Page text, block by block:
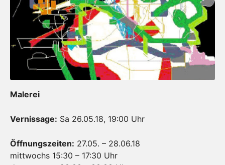
Malerei
Vernissage: Sa 26.05.18, 19:00 Uhr
Öffnungszeiten: 27.05. – 28.06.18
mittwochs 15:30 – 17:30 Uhr